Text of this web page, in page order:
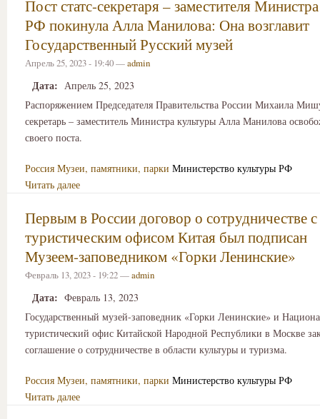
Пост статс-секретаря – заместителя
РФ покинула Алла Манилова: Она возглавит
Государственный Русский музей
Апрель 25, 2023 - 19:40 —admin
Дата: Апрель 25, 2023
Распоряжением Председателя Правительства России Михаила
секретарь – заместитель Министра культуры Алла Манилова
своего поста.
Россия Музеи, памятники, парки Министерство культуры РФ
Читать далее
Первым в России договор о сотрудничестве с
туристическим офисом Китая был подписан
Музеем‑заповедником «Горки Ленинские»
Февраль 13, 2023 - 19:22 —admin
Дата: Февраль 13, 2023
Государственный музей-заповедник «Горки Ленинские» и
туристический офис Китайской Народной Республики в Москве
соглашение о сотрудничестве в области культуры и туризма.
Россия Музеи, памятники, парки Министерство культуры РФ
Читать далее